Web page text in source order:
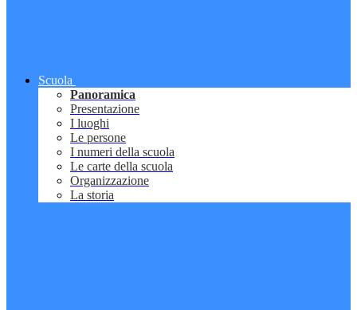
Scuola
Panoramica
Presentazione
I luoghi
Le persone
I numeri della scuola
Le carte della scuola
Organizzazione
La storia